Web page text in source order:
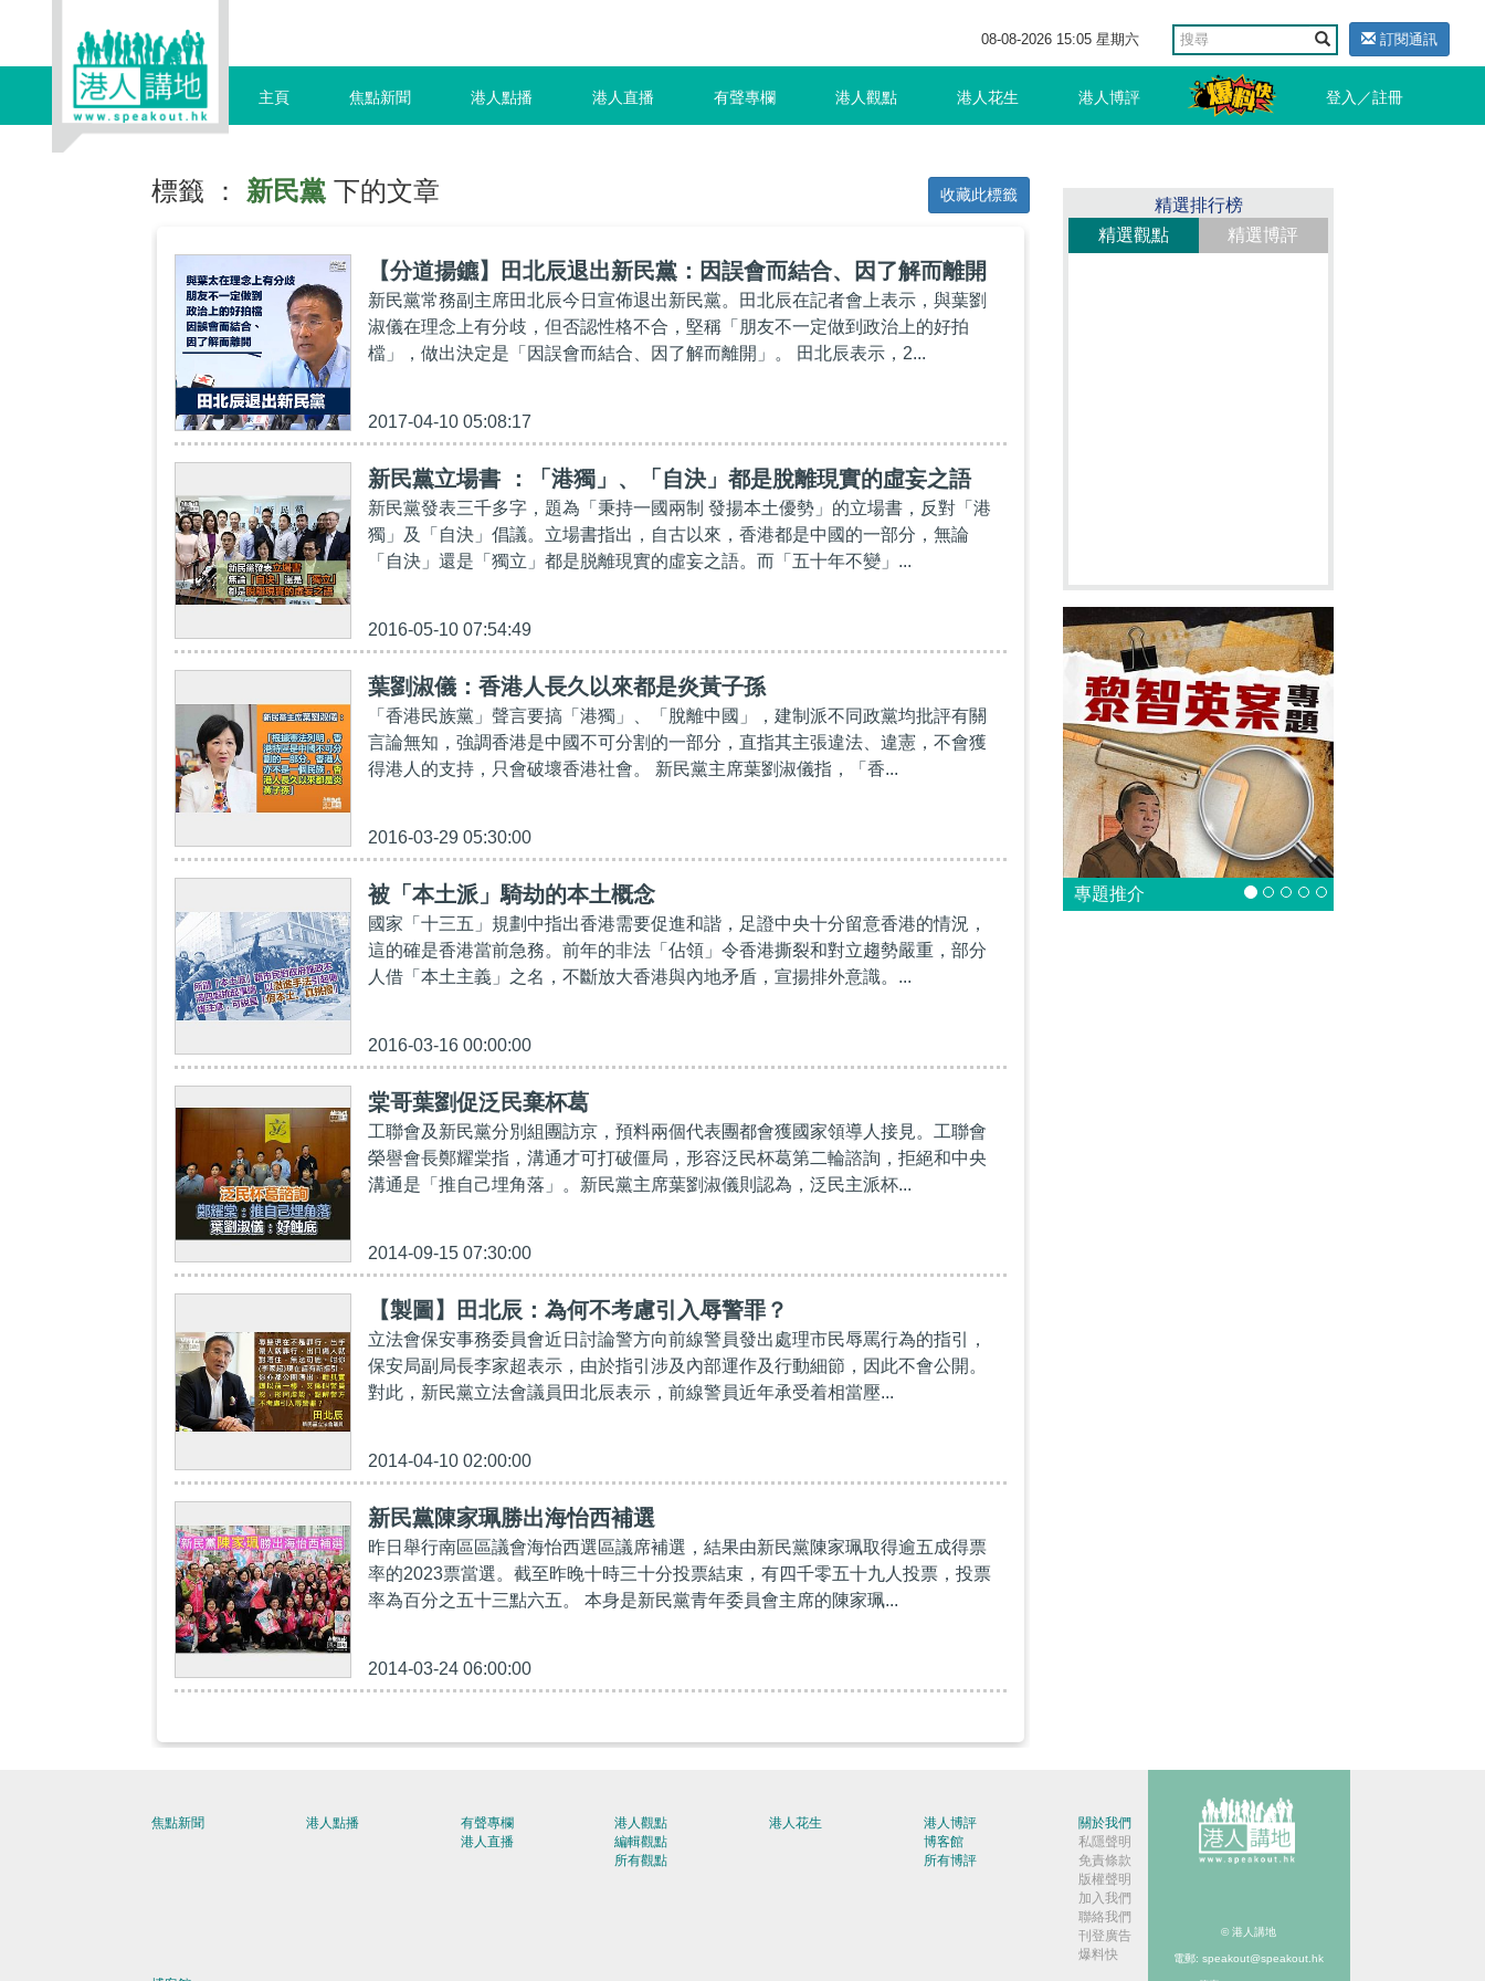
08-08-2026 15:05 星期六 訂閱通訊
主頁 焦點新聞 港人點播 港人直播 有聲專欄 港人觀點 港人花生 港人博評 登入／註冊
標籤 ： 新民黨 下的文章 收藏此標籤
【分道揚鑣】田北辰退出新民黨：因誤會而結合、因了解而離開
新民黨常務副主席田北辰今日宣佈退出新民黨。田北辰在記者會上表示，與葉劉
淑儀在理念上有分歧，但否認性格不合，堅稱「朋友不一定做到政治上的好拍
檔」，做出決定是「因誤會而結合、因了解而離開」。 田北辰表示，2...
2017-04-10 05:08:17
新民黨立場書 ：「港獨」、「自決」都是脫離現實的虛妄之語
新民黨發表三千多字，題為「秉持一國兩制 發揚本土優勢」的立場書，反對「港
獨」及「自決」倡議。立場書指出，自古以來，香港都是中國的一部分，無論
「自決」還是「獨立」都是脱離現實的虛妄之語。而「五十年不變」...
2016-05-10 07:54:49
葉劉淑儀：香港人長久以來都是炎黃子孫
「香港民族黨」聲言要搞「港獨」、「脫離中國」，建制派不同政黨均批評有關
言論無知，強調香港是中國不可分割的一部分，直指其主張違法、違憲，不會獲
得港人的支持，只會破壞香港社會。 新民黨主席葉劉淑儀指，「香...
2016-03-29 05:30:00
被「本土派」騎劫的本土概念
國家「十三五」規劃中指出香港需要促進和諧，足證中央十分留意香港的情況，
這的確是香港當前急務。前年的非法「佔領」令香港撕裂和對立趨勢嚴重，部分
人借「本土主義」之名，不斷放大香港與內地矛盾，宣揚排外意識。...
2016-03-16 00:00:00
棠哥葉劉促泛民棄杯葛
工聯會及新民黨分別組團訪京，預料兩個代表團都會獲國家領導人接見。工聯會
榮譽會長鄭耀棠指，溝通才可打破僵局，形容泛民杯葛第二輪諮詢，拒絕和中央
溝通是「推自己埋角落」。新民黨主席葉劉淑儀則認為，泛民主派杯...
2014-09-15 07:30:00
【製圖】田北辰：為何不考慮引入辱警罪？
立法會保安事務委員會近日討論警方向前線警員發出處理市民辱罵行為的指引，
保安局副局長李家超表示，由於指引涉及內部運作及行動細節，因此不會公開。
對此，新民黨立法會議員田北辰表示，前線警員近年承受着相當壓...
2014-04-10 02:00:00
新民黨陳家珮勝出海怡西補選
昨日舉行南區區議會海怡西選區議席補選，結果由新民黨陳家珮取得逾五成得票
率的2023票當選。截至昨晚十時三十分投票結束，有四千零五十九人投票，投票
率為百分之五十三點六五。 本身是新民黨青年委員會主席的陳家珮...
2014-03-24 06:00:00
精選排行榜
精選觀點
精選博評
專題推介
焦點新聞 港人點播
有聲專欄
港人直播
港人觀點
編輯觀點
所有觀點
港人花生
港人博評
博客館
所有博評
關於我們
私隱聲明
免責條款
版權聲明
加入我們
聯絡我們
刊登廣告
爆料快
© 港人講地
電郵: speakout@speakout.hk